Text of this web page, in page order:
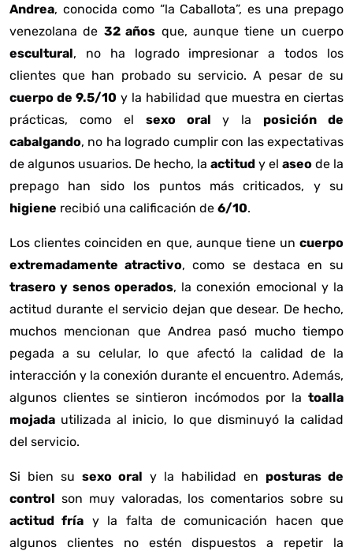
Andrea, conocida como “la Caballota”, es una prepago
venezolana de 32 años que, aunque tiene un cuerpo
escultural, no ha logrado impresionar a todos los
clientes que han probado su servicio. A pesar de su
cuerpo de 9.5/10 y la habilidad que muestra en ciertas
prácticas, como el sexo oral y la posición de
cabalgando, no ha logrado cumplir con las expectativas
de algunos usuarios. De hecho, la actitud y el aseo de la
prepago han sido los puntos más criticados, y su
higiene recibió una calificación de 6/10.
Los clientes coinciden en que, aunque tiene un cuerpo
extremadamente atractivo, como se destaca en su
trasero y senos operados, la conexión emocional y la
actitud durante el servicio dejan que desear. De hecho,
muchos mencionan que Andrea pasó mucho tiempo
pegada a su celular, lo que afectó la calidad de la
interacción y la conexión durante el encuentro. Además,
algunos clientes se sintieron incómodos por la toalla
mojada utilizada al inicio, lo que disminuyó la calidad
del servicio.
Si bien su sexo oral y la habilidad en posturas de
control son muy valoradas, los comentarios sobre su
actitud fría y la falta de comunicación hacen que
algunos clientes no estén dispuestos a repetir la